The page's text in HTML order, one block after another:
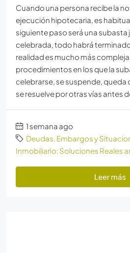
Cuando una persona recibe la
ejecución hipotecaria, es
siguiente paso será una subasta
celebrada, todo habrá
realidad es mucho más
procedimientos en los que la
celebrarse, se suspende, queda
se resuelve por otras vías antes
1 semana ago
Deudas, Embargos y
Inmobiliario: Soluciones Reales
Leer más